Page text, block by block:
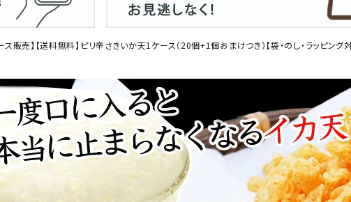
はんのおとも 丸う
4,001円～5,000円 5,001円～
ス販売】【送料無料】ピリ辛さきいか天1ケース（20個+1個おまけつき）【袋・のし・ラッピング